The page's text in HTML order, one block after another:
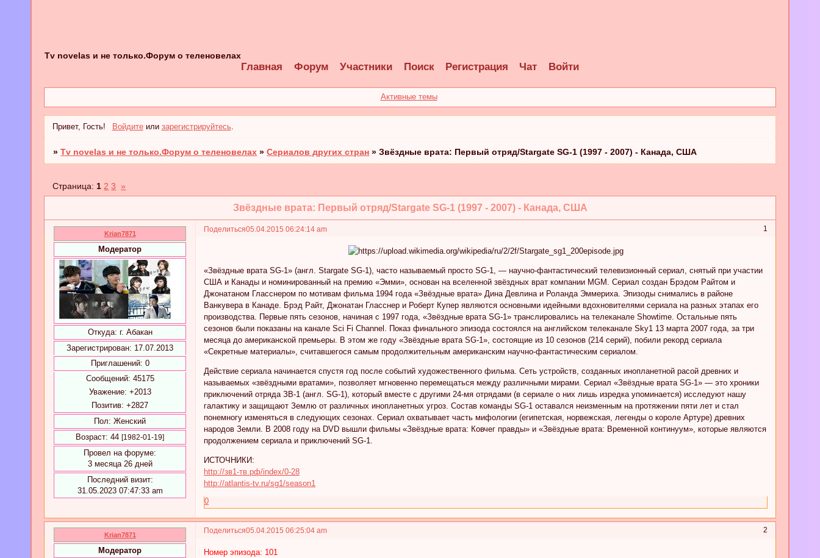
Tv novelas и не только.Форум о теленовелах
Главная Форум Участники Поиск Регистрация Чат Войти
Активные темы
Привет, Гость! Войдитеили зарегистрируйтесь.
»Tv novelas и не только.Форум о теленовелах »Сериалов других стран »Звёздные врата: Первый отряд/Stargate SG-1 (1997 - 2007) - Канада, США
Звёздные врата: Первый отряд/Stargate SG-1 (1997 - 2007) - Канада, США
Страница:1 2 3 »
Поделиться 1
05.04.2015 06:24:14 am
Krian7871
Модератор
Откуда: г. Абакан
Зарегистрирован: 17.07.2013
Приглашений: 0
Сообщений: 45175
Уважение: +2013
Позитив: +2827
Пол: Женский
Возраст: 44 [1982-01-19]
Провел на форуме:
3 месяца 26 дней
Последний визит:
31.05.2023 07:47:33 am
«Звёздные врата SG-1» (англ. Stargate SG-1), часто называемый просто SG-1, — научно-фантастический телевизионный сериал, снятый при участии
США и Канады и номинированный на премию «Эмми», основан на вселенной звёздных врат компании MGM. Сериал создан Брэдом Райтом и
Джонатаном Гласснером по мотивам фильма 1994 года «Звёздные врата» Дина Девлина и Роланда Эммериха. Эпизоды снимались в районе
Ванкувера в Канаде. Брэд Райт, Джонатан Гласснер и Роберт Купер являются основными идейными вдохновителями сериала на разных этапах его
производства. Первые пять сезонов, начиная с 1997 года, «Звёздные врата SG-1» транслировались на телеканале Showtime. Остальные пять
сезонов были показаны на канале Sci Fi Channel. Показ финального эпизода состоялся на английском телеканале Sky1 13 марта 2007 года, за три
месяца до американской премьеры. В этом же году «Звёздные врата SG-1», состоящие из 10 сезонов (214 серий), побили рекорд сериала
«Секретные материалы», считавшегося самым продолжительным американским научно-фантастическим сериалом.
Действие сериала начинается спустя год после событий художественного фильма. Сеть устройств, созданных инопланетной расой древних и
называемых «звёздными вратами», позволяет мгновенно перемещаться между различными мирами. Сериал «Звёздные врата SG-1» — это хроники
приключений отряда ЗВ-1 (англ. SG-1), который вместе с другими 24-мя отрядами (в сериале о них лишь изредка упоминается) исследуют нашу
галактику и защищают Землю от различных инопланетных угроз. Состав команды SG-1 оставался неизменным на протяжении пяти лет и стал
понемногу изменяться в следующих сезонах. Сериал охватывает часть мифологии (египетская, норвежская, легенды о короле Артуре) древних
народов Земли. В 2008 году на DVD вышли фильмы «Звёздные врата: Ковчег правды» и «Звёздные врата: Временной континуум», которые являются
продолжением сериала и приключений SG-1.
ИСТОЧНИКИ:
http://зв1-тв.рф/index/0-28
http://atlantis-tv.ru/sg1/season1
0
Поделиться 2
05.04.2015 06:25:04 am
Krian7871
Модератор
Номер эпизода: 101